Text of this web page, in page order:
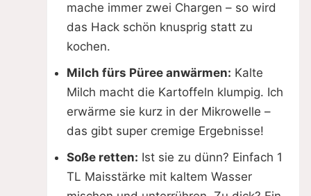
mache immer zwei Chargen – so wird
das Hack schön knusprig statt zu
kochen.
Milch fürs Püree anwärmen: Kalte
Milch macht die Kartoffeln klumpig. Ich
erwärme sie kurz in der Mikrowelle –
das gibt super cremige Ergebnisse!
Soße retten: Ist sie zu dünn? Einfach 1
TL Maisstärke mit kaltem Wasser